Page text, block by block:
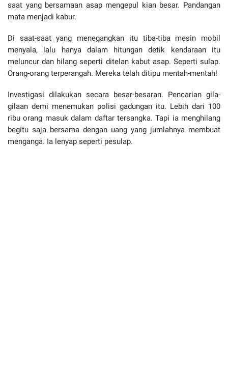
saat yang bersamaan asap mengepul kian besar. Pandangan
mata menjadi kabur.
Di saat-saat yang menegangkan itu tiba-tiba mesin mobil
menyala, lalu hanya dalam hitungan detik kendaraan itu
meluncur dan hilang seperti ditelan kabut asap. Seperti sulap.
Orang-orang terperangah. Mereka telah ditipu mentah-mentah!
Investigasi dilakukan secara besar-besaran. Pencarian gila-
gilaan demi menemukan polisi gadungan itu. Lebih dari 100
ribu orang masuk dalam daftar tersangka. Tapi ia menghilang
begitu saja bersama dengan uang yang jumlahnya membuat
menganga. Ia lenyap seperti pesulap.